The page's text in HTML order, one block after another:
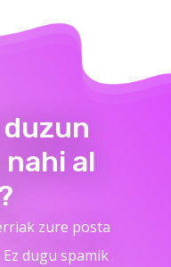
al
zure posta
dugu spamik